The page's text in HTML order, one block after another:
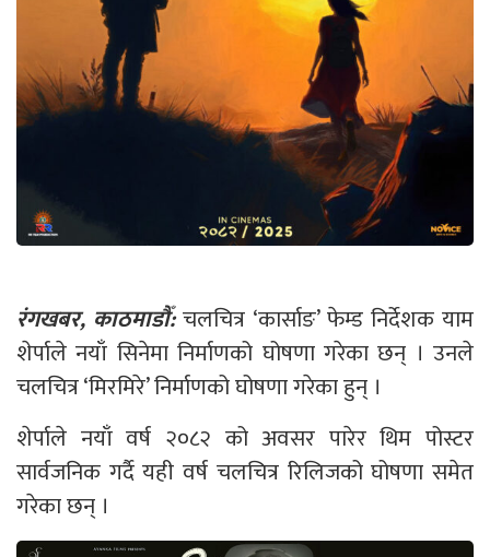
रंगखबर, काठमाडौँ: चलचित्र ‘कार्साङ’ फेम्ड निर्देशक याम
शेर्पाले नयाँ सिनेमा निर्माणको घोषणा गरेका छन् । उनले
चलचित्र ‘मिरमिरे’ निर्माणको घोषणा गरेका हुन् ।
शेर्पाले नयाँ वर्ष २०८२ को अवसर पारेर थिम पोस्टर
सार्वजनिक गर्दै यही वर्ष चलचित्र रिलिजको घोषणा समेत
गरेका छन् ।